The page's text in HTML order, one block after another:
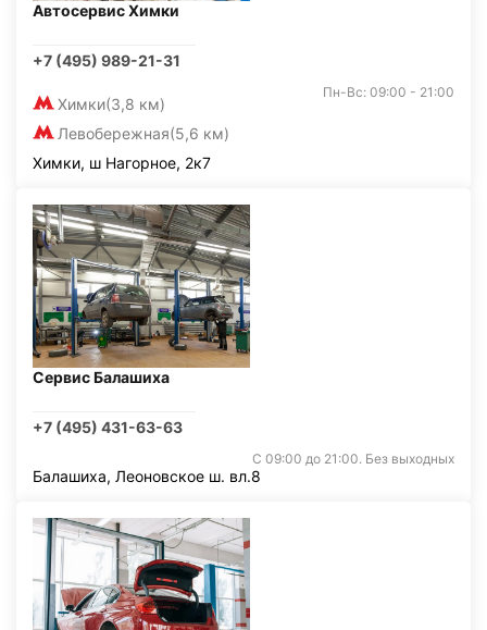
Автосервис Химки
+7 (495) 989-21-31
Химки(3,8 км)
Левобережная(5,6 км)
Пн-Вс: 09:00 - 21:00
Химки, ш Нагорное, 2к7
Сервис Балашиха
+7 (495) 431-63-63
С 09:00 до 21:00. Без выходных
Балашиха, Леоновское ш. вл.8